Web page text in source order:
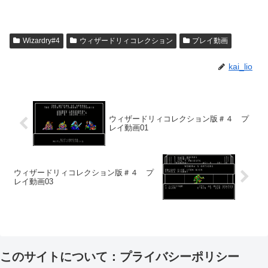
Wizardry#4 ウィザードリィコレクション プレイ動画
kai_lio
ウィザードリィコレクション版＃４ プ
レイ動画01
ウィザードリィコレクション版＃４ プ
レイ動画03
このサイトについて：プライバシーポリシー